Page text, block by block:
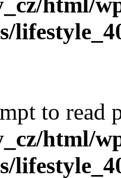
to read
html/